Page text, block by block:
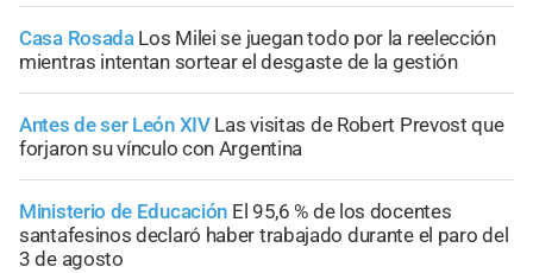
Casa Rosada Los Milei se juegan todo por la reelección
mientras intentan sortear el desgaste de la gestión
Antes de ser León XIV Las visitas de Robert Prevost que
forjaron su vínculo con Argentina
Ministerio de Educación El 95,6 % de los docentes
santafesinos declaró haber trabajado durante el paro del
3 de agosto